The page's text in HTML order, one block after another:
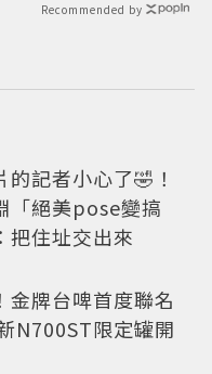
Recommended by
記者小心了🤣！
「絕美pose變搞
把住址交出來
金牌台啤首度聯名
N700ST限定罐開